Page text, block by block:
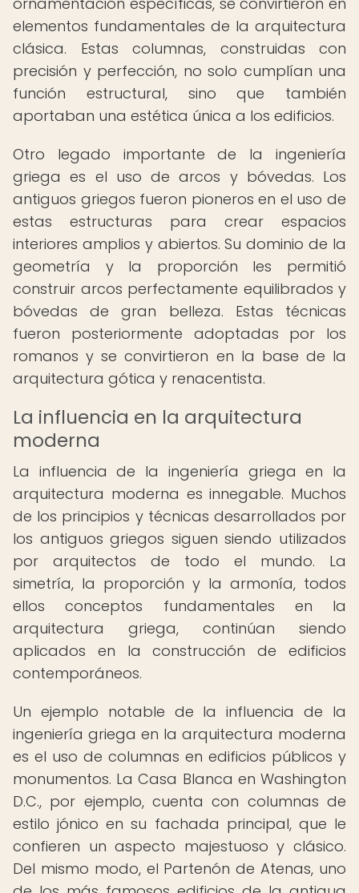
elementos fundamentales de la arquitectura
clásica. Estas columnas, construidas con
precisión y perfección, no solo cumplían una
función estructural, sino que también
aportaban una estética única a los edificios.
Otro legado importante de la ingeniería
griega es el uso de arcos y bóvedas. Los
antiguos griegos fueron pioneros en el uso de
estas estructuras para crear espacios
interiores amplios y abiertos. Su dominio de la
geometría y la proporción les permitió
construir arcos perfectamente equilibrados y
bóvedas de gran belleza. Estas técnicas
fueron posteriormente adoptadas por los
romanos y se convirtieron en la base de la
arquitectura gótica y renacentista.
La influencia en la arquitectura
moderna
La influencia de la ingeniería griega en la
arquitectura moderna es innegable. Muchos
de los principios y técnicas desarrollados por
los antiguos griegos siguen siendo utilizados
por arquitectos de todo el mundo. La
simetría, la proporción y la armonía, todos
ellos conceptos fundamentales en la
arquitectura griega, continúan siendo
aplicados en la construcción de edificios
contemporáneos.
Un ejemplo notable de la influencia de la
ingeniería griega en la arquitectura moderna
es el uso de columnas en edificios públicos y
monumentos. La Casa Blanca en Washington
D.C., por ejemplo, cuenta con columnas de
estilo jónico en su fachada principal, que le
confieren un aspecto majestuoso y clásico.
Del mismo modo, el Partenón de Atenas, uno